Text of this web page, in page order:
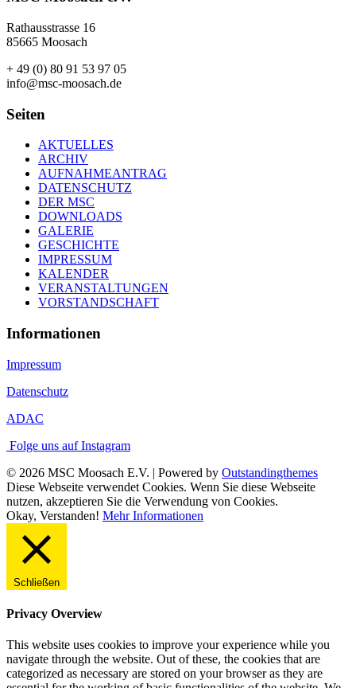
Rathausstrasse 16
85665 Moosach
+ 49 (0) 80 91 53 97 05
info@msc-moosach.de
Seiten
AKTUELLES
ARCHIV
AUFNAHMEANTRAG
DATENSCHUTZ
DER MSC
DOWNLOADS
GALERIE
GESCHICHTE
IMPRESSUM
KALENDER
VERANSTALTUNGEN
VORSTANDSCHAFT
Informationen
Impressum
Datenschutz
ADAC
Folge uns auf Instagram
© 2026 MSC Moosach E.V. | Powered by Outstandingthemes
Diese Webseite verwendet Cookies. Wenn Sie diese Webseite
nutzen, akzeptieren Sie die Verwendung von Cookies.
Okay, Verstanden! Mehr Informationen
Schließen
Privacy Overview
This website uses cookies to improve your experience while you
navigate through the website. Out of these, the cookies that are
categorized as necessary are stored on your browser as they are